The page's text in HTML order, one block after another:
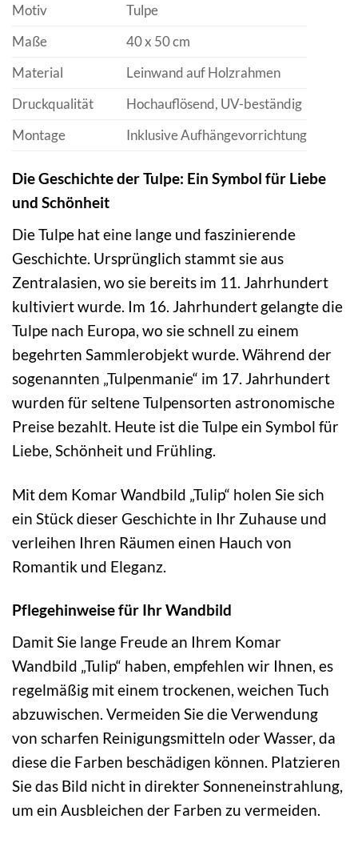
Motiv
Tulpe
Maße
40 x 50 cm
Material
Leinwand auf Holzrahmen
Druckqualität
Hochauflösend, UV-beständig
Montage
Inklusive Aufhängevorrichtung
Die Geschichte der Tulpe: Ein Symbol für Liebe
und Schönheit
Die Tulpe hat eine lange und faszinierende
Geschichte. Ursprünglich stammt sie aus
Zentralasien, wo sie bereits im 11. Jahrhundert
kultiviert wurde. Im 16. Jahrhundert gelangte die
Tulpe nach Europa, wo sie schnell zu einem
begehrten Sammlerobjekt wurde. Während der
sogenannten „Tulpenmanie“ im 17. Jahrhundert
wurden für seltene Tulpensorten astronomische
Preise bezahlt. Heute ist die Tulpe ein Symbol für
Liebe, Schönheit und Frühling.
Mit dem Komar Wandbild „Tulip“ holen Sie sich
ein Stück dieser Geschichte in Ihr Zuhause und
verleihen Ihren Räumen einen Hauch von
Romantik und Eleganz.
Pflegehinweise für Ihr Wandbild
Damit Sie lange Freude an Ihrem Komar
Wandbild „Tulip“ haben, empfehlen wir Ihnen, es
regelmäßig mit einem trockenen, weichen Tuch
abzuwischen. Vermeiden Sie die Verwendung
von scharfen Reinigungsmitteln oder Wasser, da
diese die Farben beschädigen können. Platzieren
Sie das Bild nicht in direkter Sonneneinstrahlung,
um ein Ausbleichen der Farben zu vermeiden.